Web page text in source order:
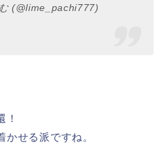
(@lime_pachi777)
！
せる派ですね。